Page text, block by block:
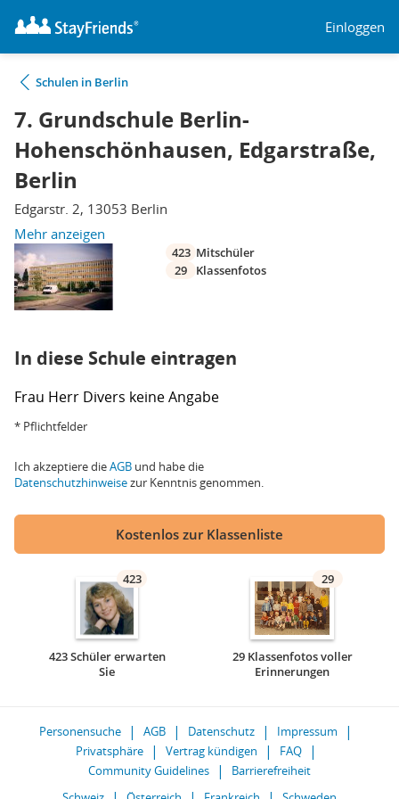
Einloggen
Schulen in Berlin
7. Grundschule Berlin-
Hohenschönhausen, Edgarstraße,
Berlin
Edgarstr. 2, 13053 Berlin
Mehr anzeigen
423 Mitschüler
29
Klassenfotos
In diese Schule eintragen
Frau Herr Divers keine Angabe
* Pflichtfelder
Ich akzeptiere dieAGB und habe die
Datenschutzhinweisezur Kenntnis genommen.
Kostenlos zur Klassenliste
423
423 Schüler erwarten
Sie
29
29 Klassenfotos voller
Erinnerungen
Personensuche AGB Datenschutz
Impressum
Privatsphäre
Vertrag kündigen
FAQ
Community Guidelines
Barrierefreiheit